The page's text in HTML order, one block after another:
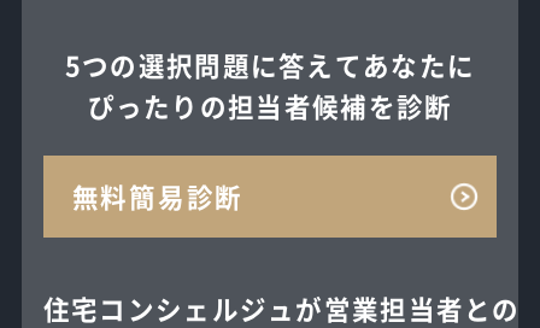
5つの選択問題に答えてあなたに
ぴったりの担当者候補を診断
無料簡易診断
住宅コンシェルジュが営業担当者との